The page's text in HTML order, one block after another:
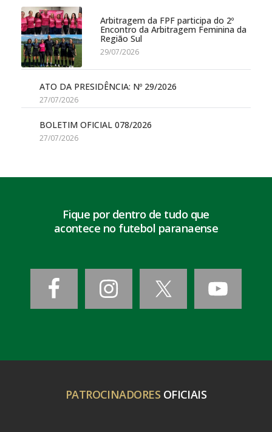
Arbitragem da FPF participa do 2º
Encontro da Arbitragem Feminina da
Região Sul
29/07/2026
ATO DA PRESIDÊNCIA: Nº 29/2026
27/07/2026
BOLETIM OFICIAL 078/2026
27/07/2026
Fique por dentro de tudo que
acontece no futebol paranaense
PATROCINADORES OFICIAIS